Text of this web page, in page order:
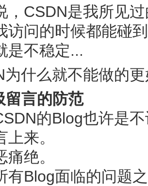
，CSDN是我所见
访问的时候都能碰
是不稳定...
为什么就不能做的
留言的防范
的Blog也许是
来。
绝。
有Blog面临的问题